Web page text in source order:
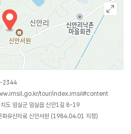
하였으나, 1788년(정조 12)에 사림들의
, 송시태를 추가하고, 다시 김수, 강백진을
2344
tour/index.imsil#content
치도 임실군 임실읍 신안1길 8-19
화유산자료 신안서원 (1984.04.01 지정)